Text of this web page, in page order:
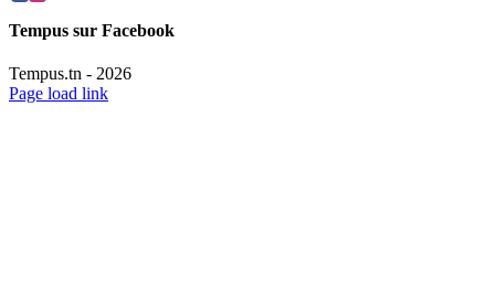
Tempus sur Facebook
Tempus.tn - 2026
Page load link